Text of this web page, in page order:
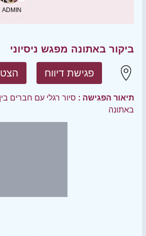
ADMIN
ביקור באתונה מפגש ניסיוני
פגישת דיווח
תיאור הפגישה : סיור רגלי עם חברים
באתונה